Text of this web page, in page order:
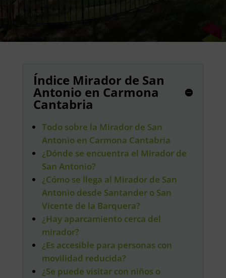
Índice Mirador de San
Antonio en Carmona
Cantabria
Todo sobre la Mirador de San
Antonio en Carmona Cantabria
¿Dónde se encuentra el Mirador de
San Antonio?
¿Cómo se llega al Mirador de San
Antonio desde Santander o San
Vicente de la Barquera?
¿Hay aparcamiento cerca del
mirador?
¿Es accesible para personas con
movilidad reducida?
¿Se puede visitar con niños o